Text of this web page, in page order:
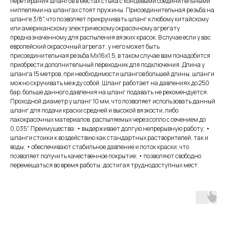
ниппелями на шлангах стоят пружины. Присоединительная резьба на
шланге 3/8", что позволяет прикручивать шланг к любому китайскому
или американскому электрическому окрасочному агрегату
предназначенному для распыления вязких красок. В случае если у вас
европейский окрасочный агрегат, у него может быть
присоединительная резьба Мх16х1,5, в таком случае вам понадобится
приобрести дополнительный переходник для подключения. Длина у
шланга 15 метров, при необходимости шлангов большей длины, шланги
можно скручивать между собой. Шланг работает на давлениях до 250
бар, больше данного давления на шланг подавать не рекомендуется.
Проходной диаметр у шланг 10 мм, что позволяет использовать данный
шланг для подачи краски средней и высокой вязкости, либо
лакокрасочных материалов. распыляемых через сопло с сечением до
0,035". Преимущества: • выдерживает долгую непрерывную работу; •
шланги стоики к воздействию как стандартных растворителей, так и
воды; • обеспечивают стабильное давление и поток краски, что
позволяет получить качественное покрытие; • позволяют свободно
перемещаться во время работы, достигая труднодоступных мест.